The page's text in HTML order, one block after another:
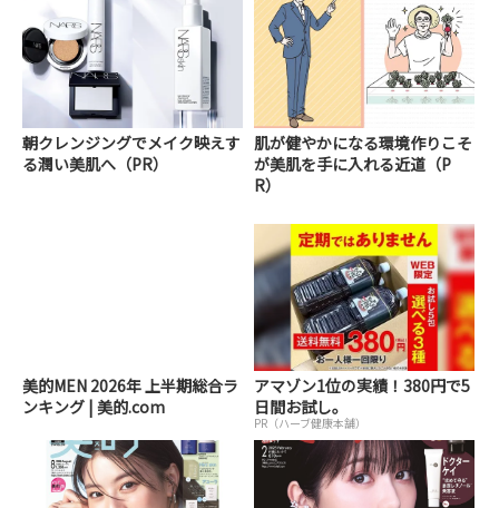
朝クレンジングでメイク映えす
る潤い美肌へ（PR）
肌が健やかになる環境作りこそ
が美肌を手に入れる近道（P
R）
美的MEN 2026年 上半期総合ラ
ンキング | 美的.com
アマゾン1位の実績！380円で5
日間お試し。
PR（ハーブ健康本舗）